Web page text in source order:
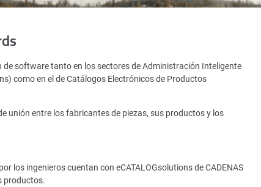
de software tanto en los sectores de Administración Inteligente
como en el de Catálogos Electrónicos de Productos
unión entre los fabricantes de piezas, sus productos y los
los ingenieros cuentan con eCATALOGsolutions de CADENAS
productos.